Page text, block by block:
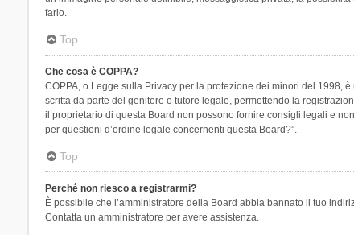
farlo.
Top
Che cosa è COPPA?
COPPA, o Legge sulla Privacy per la protezione dei minori del 1998,
scritta da parte del genitore o tutore legale, permettendo la
il proprietario di questa Board non possono fornire consigli legali e
per questioni d’ordine legale concernenti questa Board?”.
Top
Perché non riesco a registrarmi?
È possibile che l’amministratore della Board abbia bannato il tuo
Contatta un amministratore per avere assistenza.